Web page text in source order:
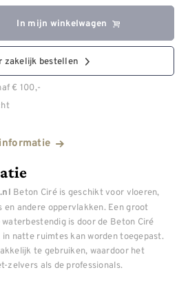
In mijn winkelwagen
zakelijk bestellen
€ 100,-
Beton Ciré is geschikt voor vloeren,
en andere oppervlakken. Een groot
is door de Beton Ciré
natte ruimtes kan worden toegepast.
te gebruiken, waardoor het
zelvers als de professionals.